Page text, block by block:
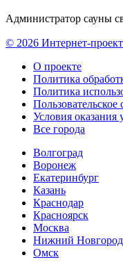
Администратор сауны
© 2026 Интернет-
О проекте
Политика
Политика
Пользовательское
Условия оказания
Все города
Волгоград
Воронеж
Екатеринбург
Казань
Краснодар
Красноярск
Москва
Нижний Новгород
Омск